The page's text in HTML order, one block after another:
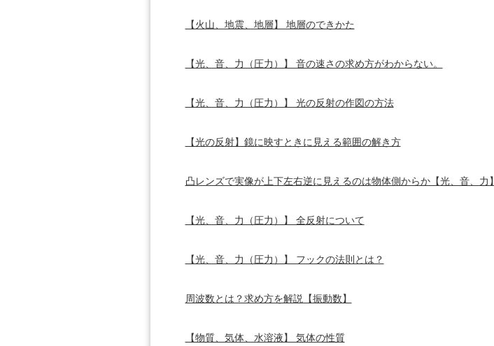
【火山、地震、地層】 地層のできかた
【光、音、力（圧力）】 音の速さの求め方がわからない。
【光、音、力（圧力）】 光の反射の作図の方法
【光の反射】鏡に映すときに見える範囲の解き方
凸レンズで実像が上下左右逆に見えるのは物体側からか【光、音、力】
【光、音、力（圧力）】 全反射について
【光、音、力（圧力）】 フックの法則とは？
周波数とは？求め方を解説【振動数】
【物質、気体、水溶液】 気体の性質